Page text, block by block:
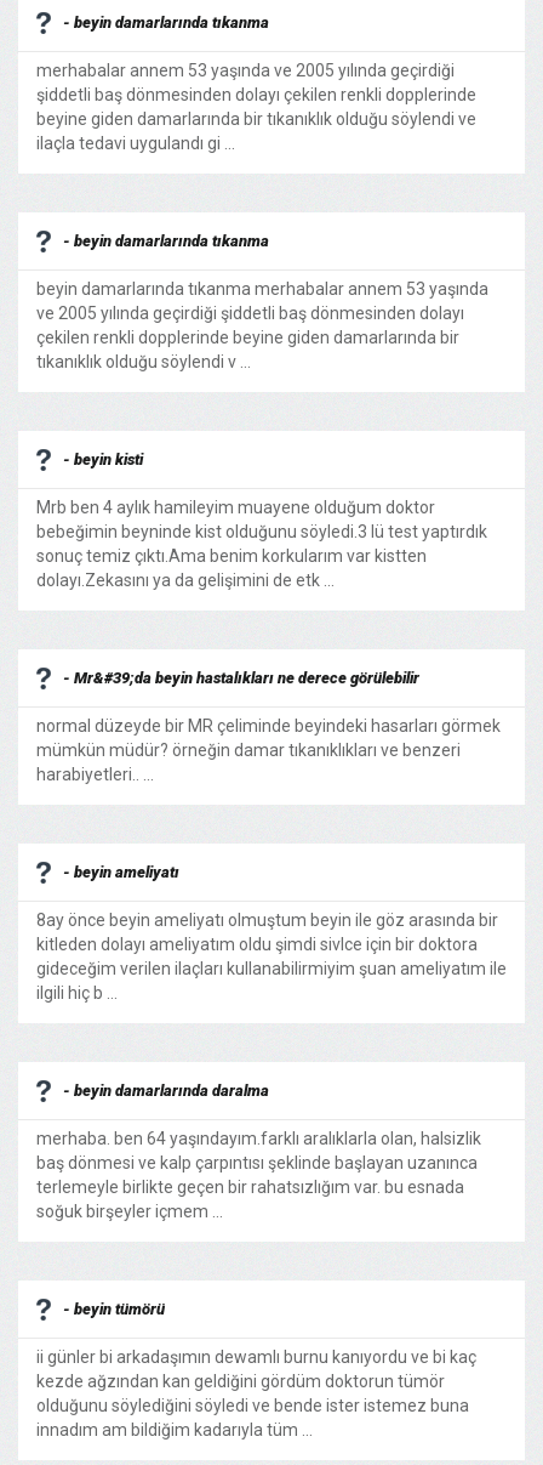
- beyin damarlarında tıkanma
merhabalar annem 53 yaşında ve 2005 yılında geçirdiği
şiddetli baş dönmesinden dolayı çekilen renkli dopplerinde
beyine giden damarlarında bir tıkanıklık olduğu söylendi ve
ilaçla tedavi uygulandı gi ...
- beyin damarlarında tıkanma
beyin damarlarında tıkanma merhabalar annem 53 yaşında
ve 2005 yılında geçirdiği şiddetli baş dönmesinden dolayı
çekilen renkli dopplerinde beyine giden damarlarında bir
tıkanıklık olduğu söylendi v ...
- beyin kisti
Mrb ben 4 aylık hamileyim muayene olduğum doktor
bebeğimin beyninde kist olduğunu söyledi.3 lü test yaptırdık
sonuç temiz çıktı.Ama benim korkularım var kistten
dolayı.Zekasını ya da gelişimini de etk ...
- Mr&#39;da beyin hastalıkları ne derece görülebilir
normal düzeyde bir MR çeliminde beyindeki hasarları görmek
mümkün müdür? örneğin damar tıkanıklıkları ve benzeri
harabiyetleri.. ...
- beyin ameliyatı
8ay önce beyin ameliyatı olmuştum beyin ile göz arasında bir
kitleden dolayı ameliyatım oldu şimdi sivlce için bir doktora
gideceğim verilen ilaçları kullanabilirmiyim şuan ameliyatım ile
ilgili hiç b ...
- beyin damarlarında daralma
merhaba. ben 64 yaşındayım.farklı aralıklarla olan, halsizlik
baş dönmesi ve kalp çarpıntısı şeklinde başlayan uzanınca
terlemeyle birlikte geçen bir rahatsızlığım var. bu esnada
soğuk birşeyler içmem ...
- beyin tümörü
ii günler bi arkadaşımın dewamlı burnu kanıyordu ve bi kaç
kezde ağzından kan geldiğini gördüm doktorun tümör
olduğunu söylediğini söyledi ve bende ister istemez buna
innadım am bildiğim kadarıyla tüm ...